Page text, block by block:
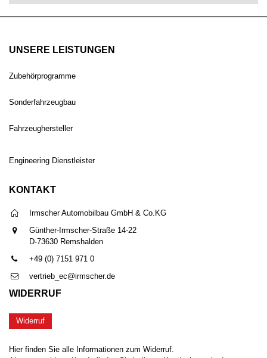
UNSERE LEISTUNGEN
Zubehörprogramme
Sonderfahrzeugbau
Fahrzeughersteller
Engineering Dienstleister
KONTAKT
Irmscher Automobilbau GmbH & Co.KG
Günther-Irmscher-Straße 14-22
D-73630 Remshalden
+49 (0) 7151 971 0
vertrieb_ec@irmscher.de
WIDERRUF
Widerruf
Hier finden Sie alle Informationen zum Widerruf.